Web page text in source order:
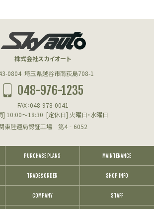
株式会社スカイオート
0804 埼玉県越谷市南荻島708-1
048-976-1235
FAX：048-978-0041
] 10:00～18:30 [定休日] 火曜日・水曜日
東陸運局認証工場 第4‐6052
PURCHASE PLANS MAINTENANCE
TRADE&ORDER SHOP INFO
COMPANY STAFF